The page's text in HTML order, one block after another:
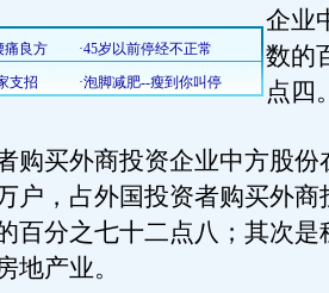
企业
数的
点四
买外商投资企业中方股份
户，占外国投资者购买外商
百分之七十二点八；其次是
地产业。